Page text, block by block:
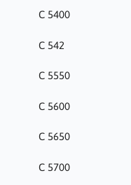
C 5400
C 542
C 5550
C 5600
C 5650
C 5700